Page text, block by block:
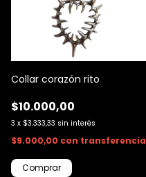
Collar corazón rito
$10.000,00
3 x $3.333,33 sin interés
$9.000,00 con transferencia